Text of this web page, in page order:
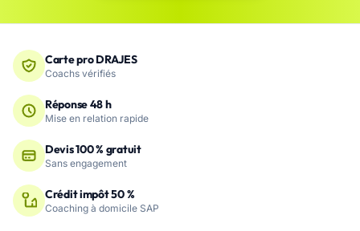
Carte pro DRAJES
Coachs vérifiés
Réponse 48 h
Mise en relation rapide
Devis 100 % gratuit
Sans engagement
Crédit impôt 50 %
Coaching à domicile SAP